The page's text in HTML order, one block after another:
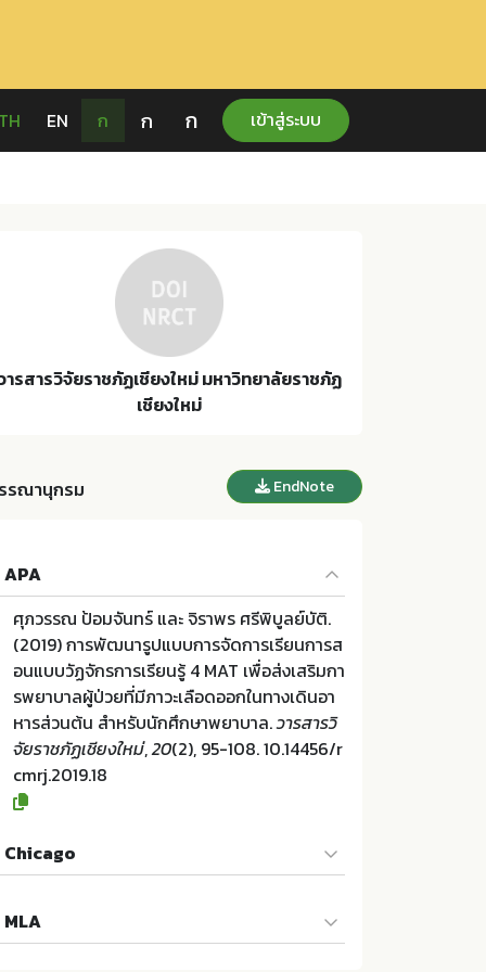
TH EN ก ก ก เข้าสู่ระบบ
ารสารวิจัยราชภัฏเชียงใหม่ มหาวิทยาลัยราชภัฏ
เชียงใหม่
รณานุกรม EndNote
APA
ศุภวรรณ ป้อมจันทร์ และ จิราพร ศรีพิบูลย์บัติ.
(2019) การพัฒนารูปแบบการจัดการเรียนการส
อนแบบวัฏจักรการเรียนรู้ 4 MAT เพื่อส่งเสริมกา
รพยาบาลผู้ป่วยที่มีภาวะเลือดออกในทางเดินอา
หารส่วนต้น สำหรับนักศึกษาพยาบาล.วารสารวิ
จัยราชภัฏเชียงใหม่,20(2), 95-108. 10.14456/r
cmrj.2019.18
Chicago
"การพัฒนารูปแบบการจัดการเรียนการสอนแบ
บวัฏจักรการเรียนรู้ 4 MAT เพื่อส่งเสริมการพยา
MLA